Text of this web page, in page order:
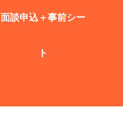
面談申込＋事前シー
ト